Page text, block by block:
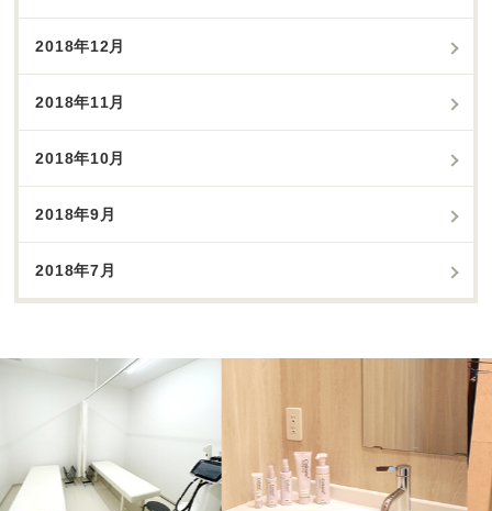
2018年12月
2018年11月
2018年10月
2018年9月
2018年7月